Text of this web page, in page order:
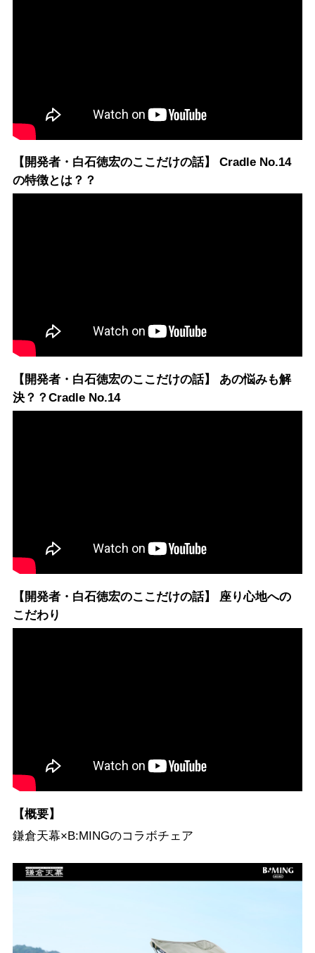
【開発者・白石徳宏のここだけの話】 Cradle No.14
の特徴とは？？
【開発者・白石徳宏のここだけの話】 あの悩みも解
決？？Cradle No.14
【開発者・白石徳宏のここだけの話】 座り心地への
こだわり
【概要】
鎌倉天幕×B:MINGのコラボチェア